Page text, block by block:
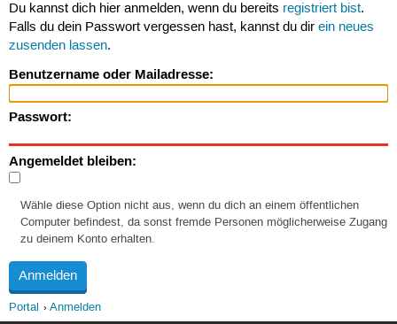
Du kannst dich hier anmelden, wenn du bereits registriert bist.
Falls du dein Passwort vergessen hast, kannst du dir ein neues
zusenden lassen.
Benutzername oder Mailadresse:
Passwort:
Angemeldet bleiben:
Wähle diese Option nicht aus, wenn du dich an einem öffentlichen
Computer befindest, da sonst fremde Personen möglicherweise Zugang
zu deinem Konto erhalten.
Portal Anmelden